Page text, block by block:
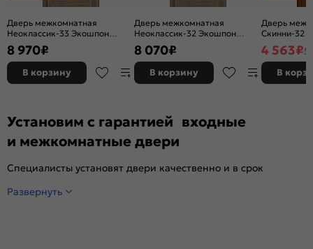
Дверь межкомнатная
Неоклассик-33 Экошпон
Original Oak, остекленная,
white сrystal, кромка нет,
филенчатая
8 970₽
В корзину
Дверь межкомнатная
Неоклассик-32 Экошпон
Original Oak, глухая, кромка
нет, филенчатая
8 070₽
В корзину
Дверь
Скинни-32
глухая,
4 563₽5
В
Установим с гарантией входные
и межкомнатные двери
Специалисты установят двери качественно и в срок
Развернуть